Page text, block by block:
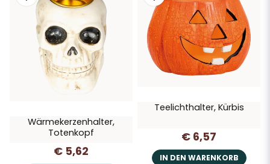
Wärmekerzenhalter,
Totenkopf
€ 5,62
Teelichthalter, Kürbis
€ 6,57
IN DEN WARENKORB